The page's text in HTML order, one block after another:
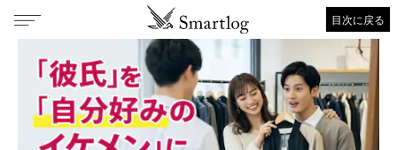
目次に戻る